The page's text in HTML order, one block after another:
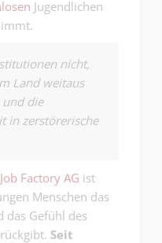
Jugendlichen
nicht,
Land weitaus
die
in zerstörerische
Job Factory AG ist
Menschen das
das Gefühl des
Seit